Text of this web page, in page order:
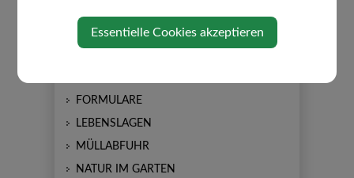
BARRIEREFREIHEIT
FORMULARE
LEBENSLAGEN
MÜLLABFUHR
NATUR IM GARTEN
Essentielle Cookies akzeptieren